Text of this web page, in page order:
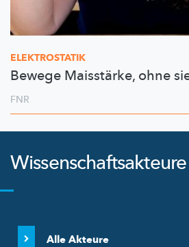
ELEKTROSTATIK
Bewege Maisstärke, ohne
FNR
Wissenschaftsakteure
Alle Akteure